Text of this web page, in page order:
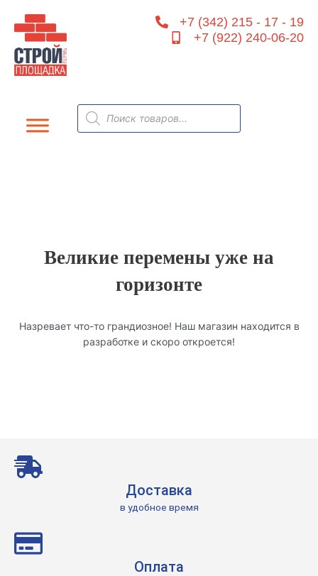
содержимому
+7 (342) 215 - 17 - 19
+7 (922) 240-06-20
Поиск
товаров
Великие перемены уже на
горизонте
Назревает что-то грандиозное! Наш магазин находится в
разработке и скоро откроется!
Доставка
в удобное время
Оплата